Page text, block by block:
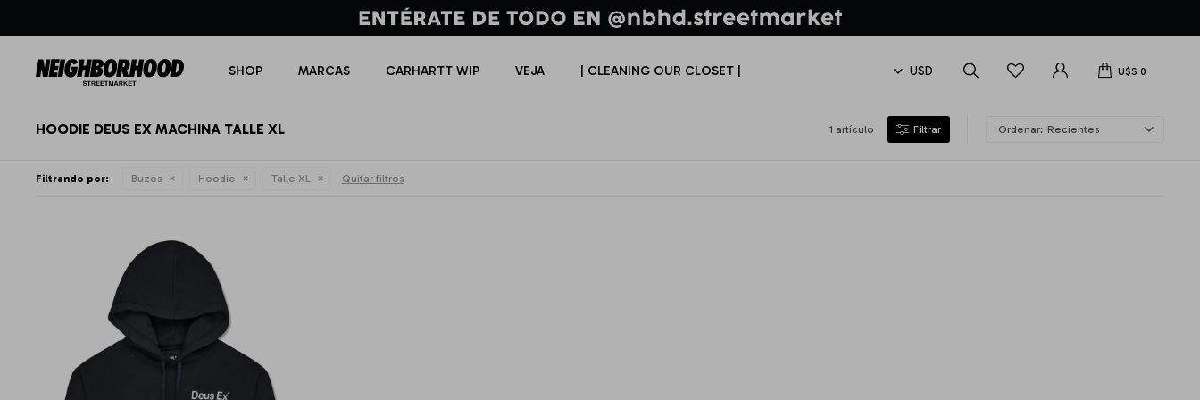
SHOP MARCAS CARHARTT WIP VEJA | CLEANING OUR CLOSET | U$S 0
HOODIE DEUS EX MACHINA TALLE XL 1 artículo Recientes
Filtrando por: Buzos Hoodie Talle XL Quitar filtros